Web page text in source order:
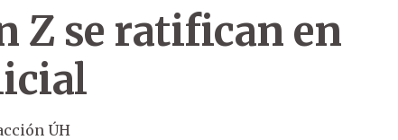
Z se ratifican en
ÚH